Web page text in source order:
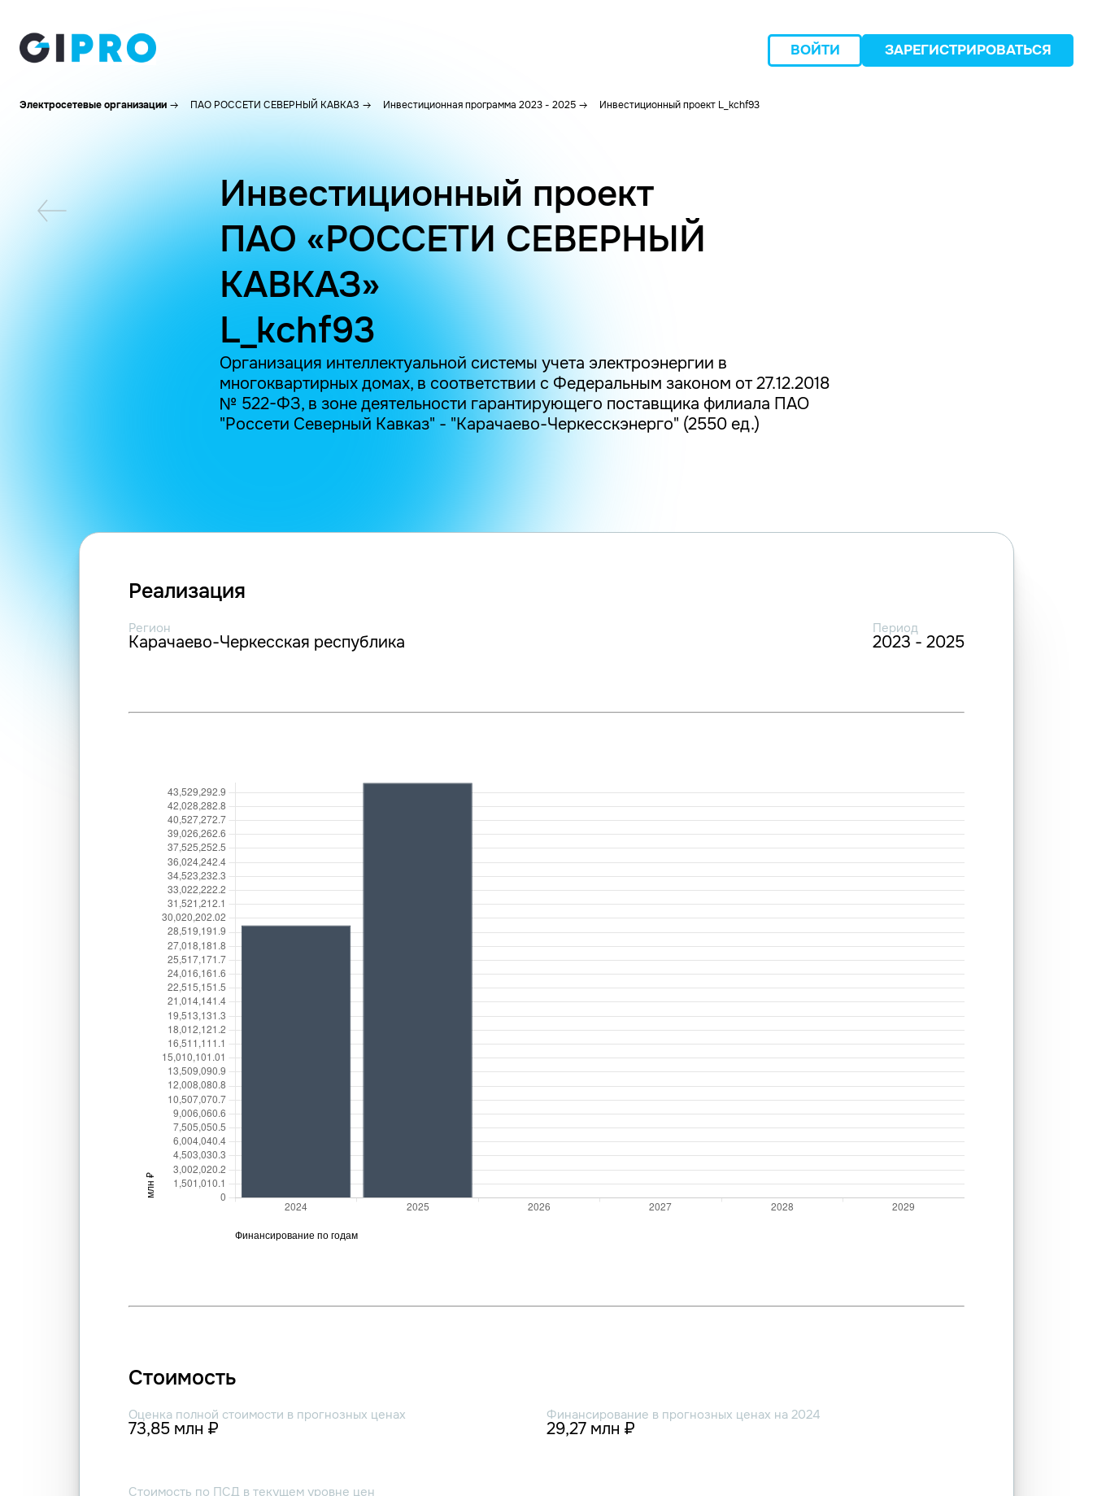
ВОЙТИ ЗАРЕГИСТРИРОВАТЬСЯ
Электросетевые организации ПАО РОССЕТИ СЕВЕРНЫЙ КАВКАЗ Инвестиционная программа 2023 - 2025 Инвестиционный проект L_kchf93
Инвестиционный проект
ПАО «РОССЕТИ СЕВЕРНЫЙ
КАВКАЗ»
L_kchf93
Организация интеллектуальной системы учета электроэнергии в
многоквартирных домах, в соответствии с Федеральным законом от 27.12.2018
№ 522-ФЗ, в зоне деятельности гарантирующего поставщика филиала ПАО
"Россети Северный Кавказ" - "Карачаево-Черкесскэнерго" (2550 ед.)
Реализация
Регион
Карачаево-Черкесская республика
Период
2023 - 2025
Стоимость
Оценка полной стоимости в прогнозных ценах
73,85 млн ₽
Финансирование в прогнозных ценах на 2024
29,27 млн ₽
Стоимость по ПСД в текущем уровне цен